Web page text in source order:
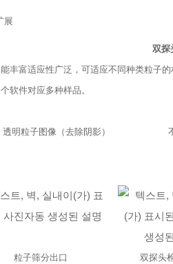
展
双探
丰富适应性广泛，可适应不同种类粒子
软件对应多种样品。
透明粒子图像（去除阴影）
粒子筛分出口 双探头